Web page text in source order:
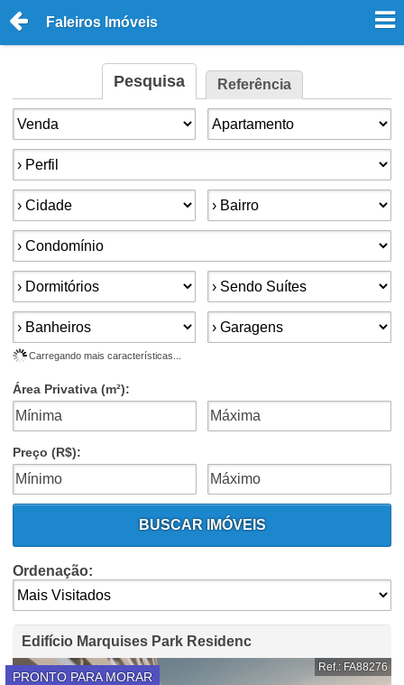
Faleiros Imóveis
Pesquisa Referência
Finalidade: Tipo de imóvel:
Perfil:
Cidade: Bairro:
Condomínios:
Dormitórios: Suítes:
Banheiros: Garagens:
Carregando mais características...
Área Privativa (m²):
Preço (R$):
BUSCAR IMÓVEIS
Ordenação:
Edifício Marquises Park Residenc
PRONTO PARA MORAR
Ref.: FA88276